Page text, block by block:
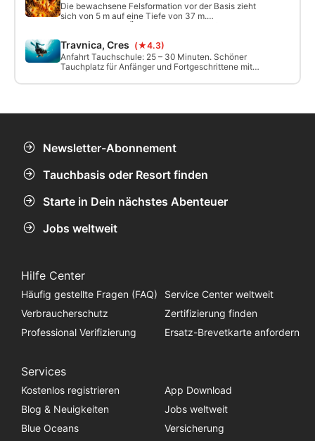
SSI Open Water Diver Kurs auf Cres, Kroatien
– lerne sicher tauchen und entdecke die
Die bewachsene Felsformation vor der Basis zieht
sich von 5 m auf eine Tiefe von 37 m.
Ausgezeichneter Übungsort für Schüler/innen im
Sicherheitsgründen in der Hochsaison bis 11:15
betaucht werden, da danach vermehrt
Bootsverkehr (außerhalb der Absperrung) herrscht.
Travnica, Cres (★4.3)
Anfahrt Tauchschule: 25 – 30 Minuten. Schöner
Tauchplatz für Anfänger und Fortgeschrittene mit
Chance Seepferdchen zu sehen! Steilwand
Newsletter-Abonnement
Tauchbasis oder Resort finden
Starte in Dein nächstes Abenteuer
Jobs weltweit
Hilfe Center
Häufig gestellte Fragen (FAQ)
Service Center weltweit
Verbraucherschutz
Zertifizierung finden
Professional Verifizierung
Ersatz-Brevetkarte anfordern
Services
Kostenlos registrieren
App Download
Blog & Neuigkeiten
Jobs weltweit
Blue Oceans
Versicherung